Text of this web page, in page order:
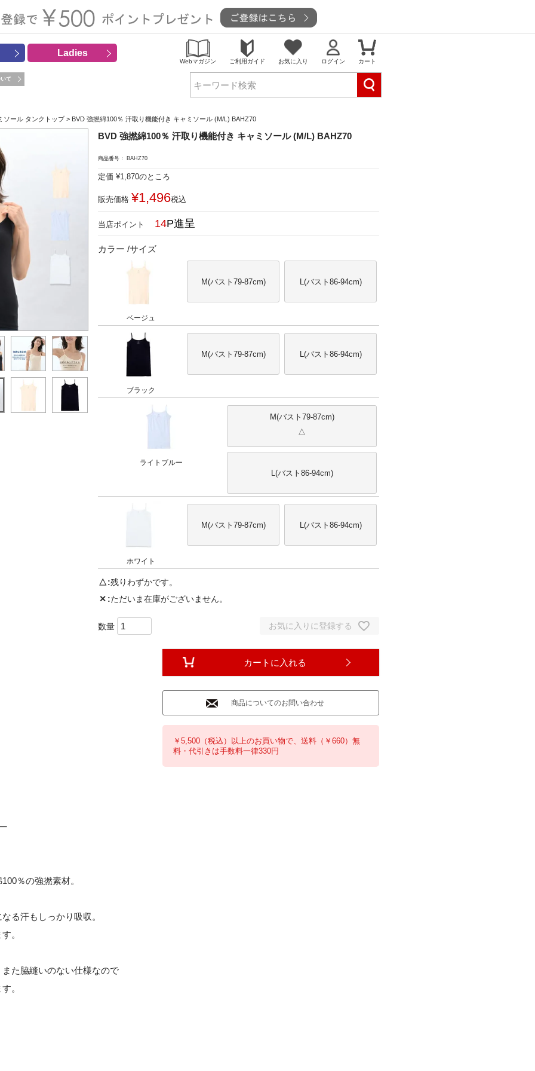
Ladies
Webマガジン ご利用ガイド お気に入り ログイン カート
て
ソール タンクトップ BVD 強撚綿100％ 汗取り機能付き キャミソール (M/L) BAHZ70
BVD 強撚綿100％ 汗取り機能付き キャミソール (M/L) BAHZ70
商品番号 BAHZ70
定価 ¥1,870のところ
販売価格 ¥1,496税込
14
カラー サイズ
ベージュ
M(バスト79-87cm) L(バスト86-94cm)
ブラック
M(バスト79-87cm) L(バスト86-94cm)
ライトブルー
M(バスト79-87cm)
△
L(バスト86-94cm)
ホワイト
M(バスト79-87cm) L(バスト86-94cm)
△ 残りわずかです。
✕ ただいま在庫がございません。
お気に入りに登録する
カートに入れる
商品についてのお問い合わせ
￥5,500（税込）以上のお買い物で、送料（￥660）無
料・代引きは手数料一律330円
％の強撚素材。
る汗もしっかり吸収。
。
た脇縫いのない仕様なので
。